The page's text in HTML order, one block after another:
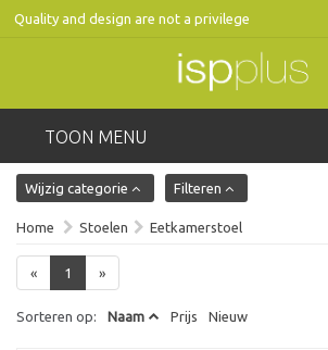
Quality and design are not a privilege
TOON MENU
Wijzig categorie Filteren
Home Stoelen Eetkamerstoel
« 1 »
Sorteren op: Naam Prijs Nieuw